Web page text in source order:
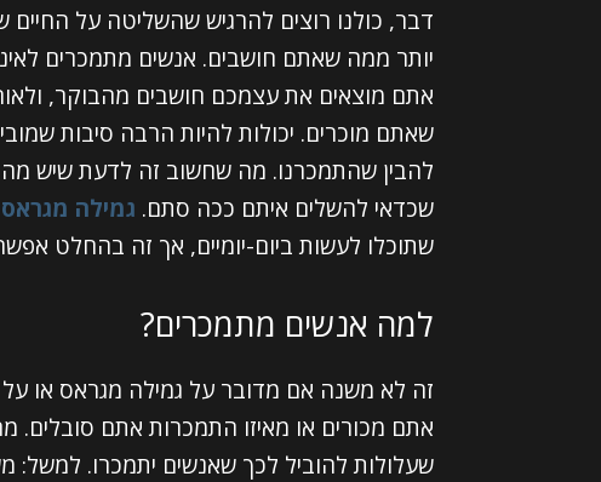
דבר, כולנו רוצים להרגיש שהשליטה על החיים
יותר ממה שאתם חושבים. אנשים מתמכרים
אתם מוצאים את עצמכם חושבים מהבוקר,
שאתם מוכרים. יכולות להיות הרבה סיבות
להבין שהתמכרנו. מה שחשוב זה לדעת שיש מה
שכדאי להשלים איתם ככה סתם. גמילה מגראס
שתוכלו לעשות ביום-יומיים, אך זה בהחלט
למה אנשים מתמכרים?
זה לא משנה אם מדובר על גמילה מגראס או
אתם מכורים או מאיזו התמכרות אתם סובלים.
שעלולות להוביל לכך שאנשים יתמכרו. למשל: